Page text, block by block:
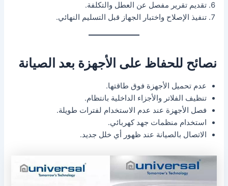
تقديم تقرير مفصل عن العطل والتكلفة.
تنفيذ الإصلاح واختبار الجهاز قبل التسليم النهائي.
نصائح للحفاظ على الأجهزة بعد الصيانة
عدم تحميل الأجهزة فوق طاقتها.
تنظيف الفلاتر والأجزاء الداخلية بانتظام.
فصل الأجهزة عند عدم الاستخدام لفترات طويلة.
استخدام منظمات جهد كهربائي.
الاتصال بالصيانة عند ظهور أي خلل جديد.